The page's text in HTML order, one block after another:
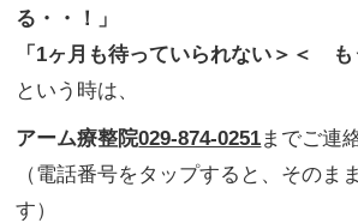
る・・！」
「1ヶ月も待っていられない＞＜ も
という時は、
アーム療整院029-874-0251までご連
（電話番号をタップすると、そのま
す）